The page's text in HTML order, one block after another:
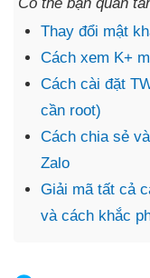
Thay đổi mật
Cách xem K+
Cách cài đặt
cần root)
Cách chia sẻ
Zalo
Giải mã tất cả
và cách khắc